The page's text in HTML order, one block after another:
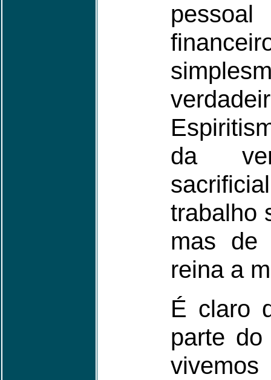
da
trabalho
mas de
reina a
É claro
parte